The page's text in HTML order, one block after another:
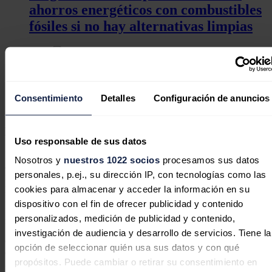
Consentimiento Detalles Configuración de anuncios
Uso responsable de sus datos
Nosotros y nuestros 1022 sociosprocesamos sus datos
personales, p.ej., su dirección IP, con tecnologías como las
cookies para almacenar y acceder la información en su
dispositivo con el fin de ofrecer publicidad y contenido
personalizados, medición de publicidad y contenido,
investigación de audiencia y desarrollo de servicios. Tiene la
opción de seleccionar quién usa sus datos y con qué
propósitos. Puede cambiar o retirar su consentimiento en
ahorros energéticos con combustibles
fósiles si no hay alternativas limpias
reto del nuevo paradigma eléctrico
Desde 2022 se ha reducido significativamente el porcentaje de
ayuda concedida con respecto al máximo posible, ya que se han
incrementado los costes subvencionables, pero se ha mantenido
prácticamente invariable el presupuesto. Por este motivo, la
Dirección General de Programas Industriales considera que debe
incrementarse el presupuesto de la convocatoria 2025 hasta los 600
millones de euros.
Con objeto de atender la demanda prevista de ayudas, y dado que el
crédito prorrogado es de 244 millones de euros, el 30 de abril de
2025 se autorizó una transferencia de crédito por importe de 56